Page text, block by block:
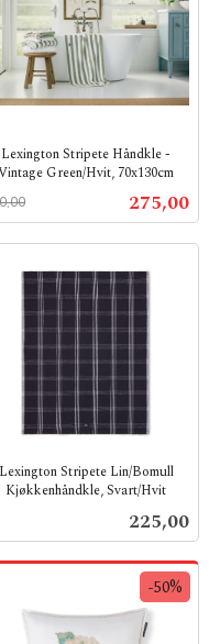
Lexington Stripete Håndkle -
Green/Hvit, 70x130cm
Tilbud
275,00
Lexington Stripete Lin/Bomull
Kjøkkenhåndkle, Svart/Hvit
Pris
225,00
-50%